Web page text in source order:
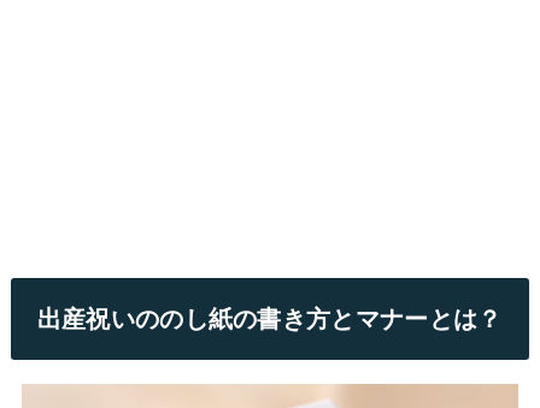
出産祝いののし紙の書き方とマナーとは？